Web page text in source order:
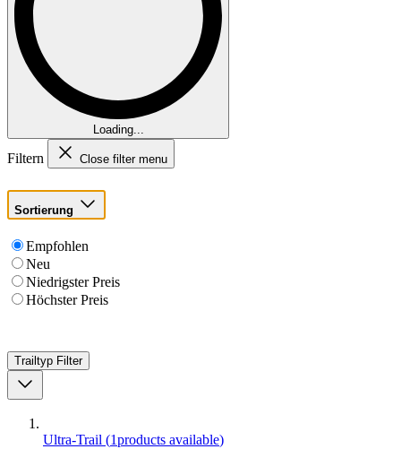
Loading...
Filtern Close filter menu
Sortierung
Empfohlen
Neu
Niedrigster Preis
Höchster Preis
Trailtyp Filter
Ultra-Trail (1products available)